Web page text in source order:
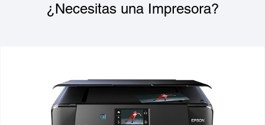
¿Necesitas una Impresora?